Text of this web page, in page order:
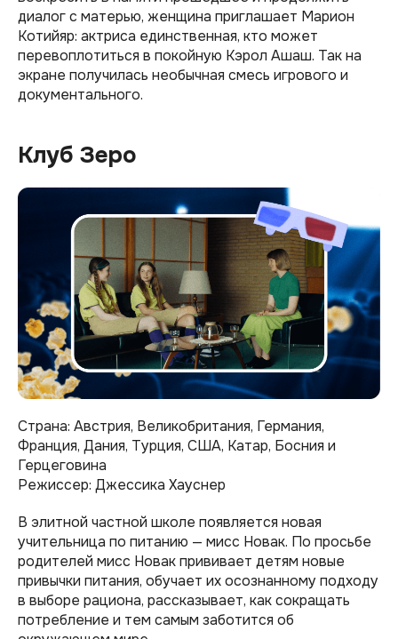
диалог с матерью, женщина приглашает Марион
Котийяр: актриса единственная, кто может
перевоплотиться в покойную Кэрол Ашаш. Так на
экране получилась необычная смесь игрового и
документального.
Клуб Зеро
Страна: Австрия, Великобритания, Германия,
Франция, Дания, Турция, США, Катар, Босния и
Герцеговина
Режиссер: Джессика Хауснер
В элитной частной школе появляется новая
учительница по питанию — мисс Новак. По просьбе
родителей мисс Новак прививает детям новые
привычки питания, обучает их осознанному подходу
в выборе рациона, рассказывает, как сокращать
потребление и тем самым заботится об